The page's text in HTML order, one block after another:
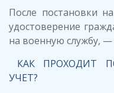
После постановки
удостоверение
на военную службу, —
КАК ПРОХОДИТ
УЧЕТ?